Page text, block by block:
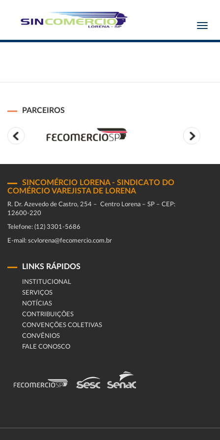
PARCEIROS
SINCOMÉRCIO LORENA - SINDICATO DO
COMÉRCIO VAREJISTA DE LORENA
R. Dr. Azevedo de Castro, 254 – Centro Lorena – SP – CEP:
12600-220
Telefone: (12) 3301-5686
E-mail: scvlorena@fecomercio.com.br
LINKS RÁPIDOS
INSTITUCIONAL
SERVIÇOS
NOTÍCIAS
CONTRIBUIÇÕES
CONVENÇÕES COLETIVAS
CONVÊNIOS
FALE CONOSCO